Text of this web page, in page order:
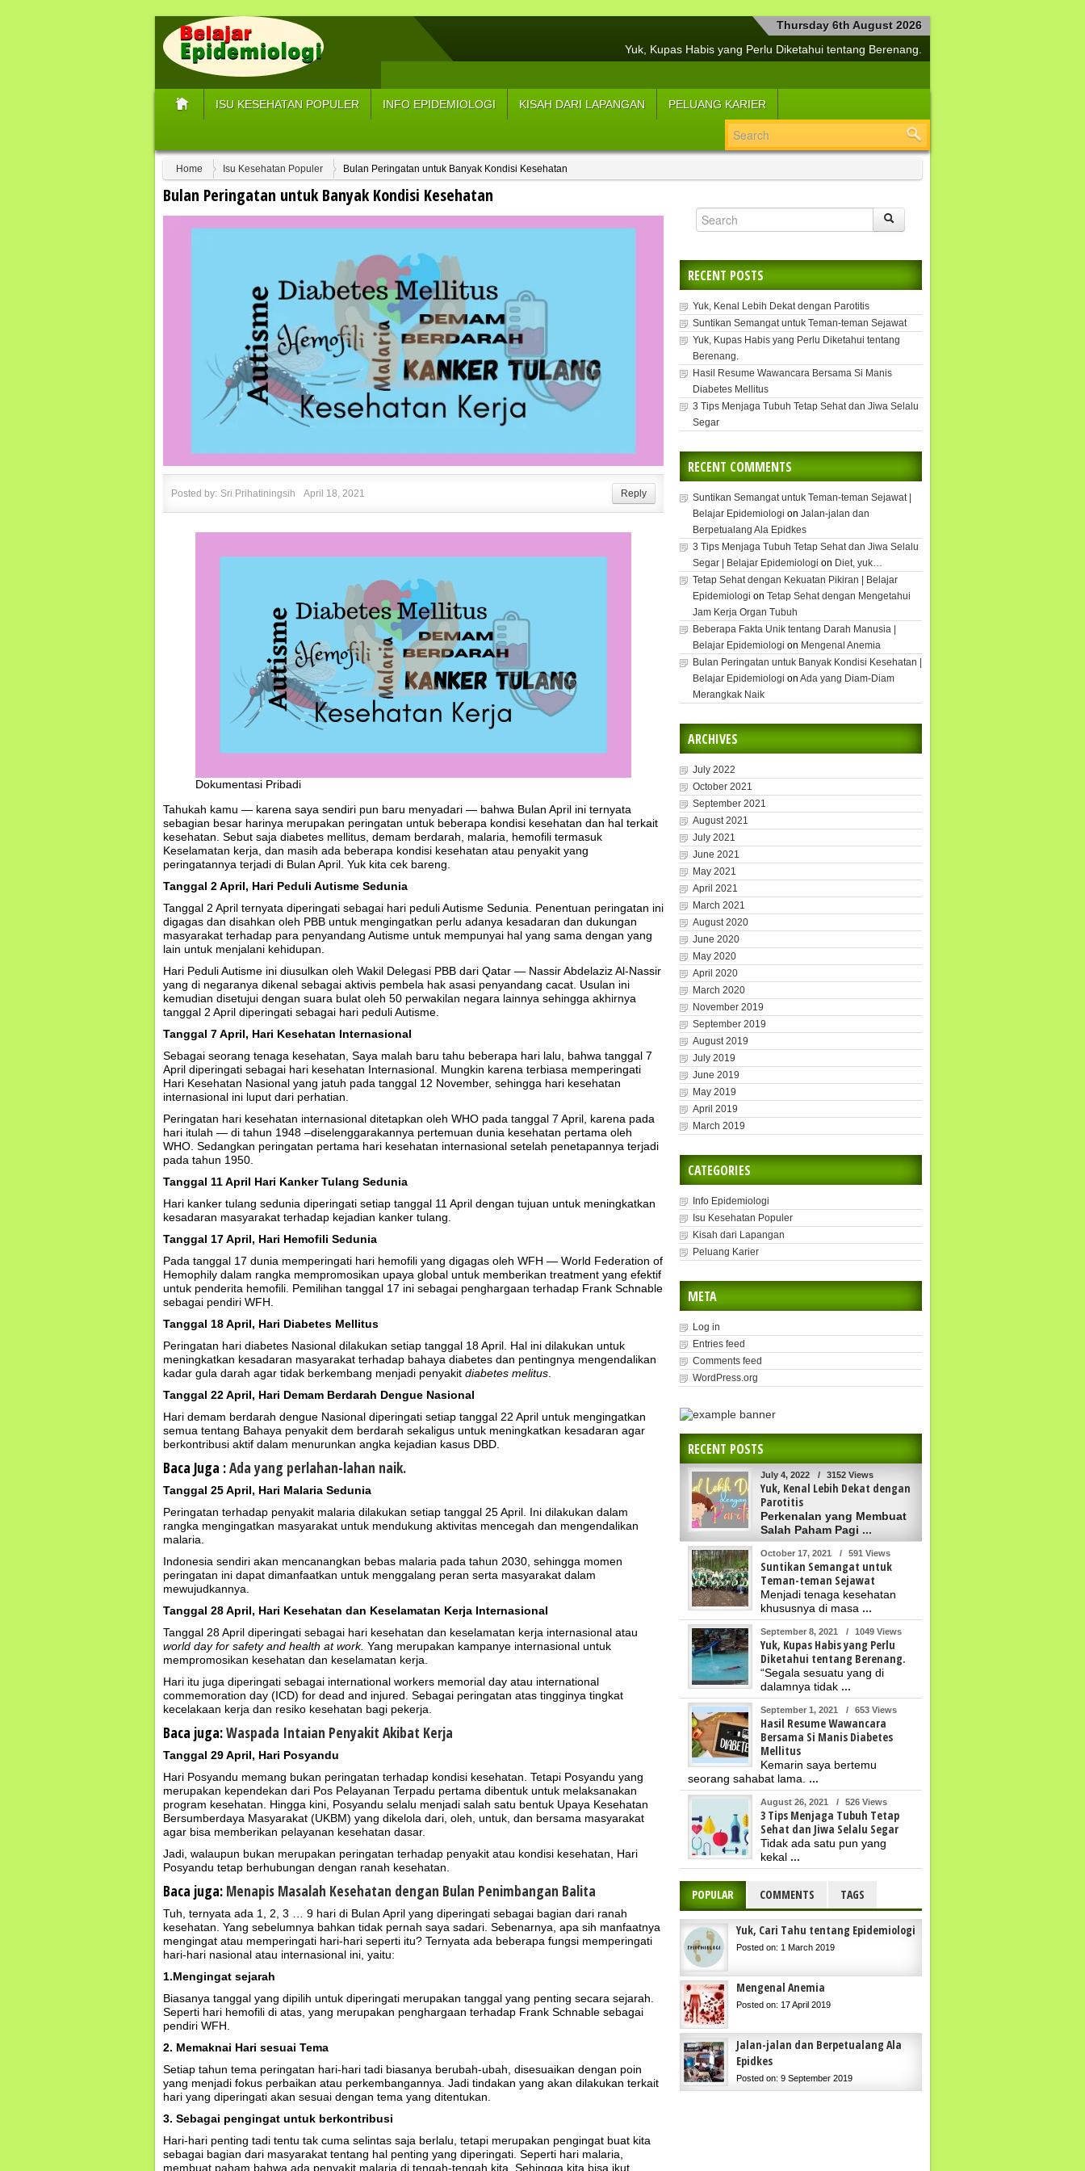
Thursday 6th August 2026
Yuk, Kupas Habis yang Perlu Diketahui tentang Berenang.
3 Tips Menjaga Tubuh Tetap Sehat dan Jiwa Selalu Segar
Suplemen Kesehatan Penangkal Covid-19
Yuk, Segera Tangani Hepatitis.
5 Strategi Cerdas Menjaga Kesehatan Buah Hati
Tetap Sehat dengan Kekuatan Pikiran
Yuk, Kenal Lebih Dekat dengan Parotitis
ISU KESEHATAN POPULER INFO EPIDEMIOLOGI KISAH DARI LAPANGAN PELUANG KARIER
Home Isu Kesehatan Populer Bulan Peringatan untuk Banyak Kondisi Kesehatan
Bulan Peringatan untuk Banyak Kondisi Kesehatan
Posted by: Sri Prihatiningsih April 18, 2021 Reply
Dokumentasi Pribadi
Tahukah kamu — karena saya sendiri pun baru menyadari — bahwa Bulan April ini ternyata
sebagian besar harinya merupakan peringatan untuk beberapa kondisi kesehatan dan hal terkait
kesehatan. Sebut saja diabetes mellitus, demam berdarah, malaria, hemofili termasuk
Keselamatan kerja, dan masih ada beberapa kondisi kesehatan atau penyakit yang
peringatannya terjadi di Bulan April. Yuk kita cek bareng.
Tanggal 2 April, Hari Peduli Autisme Sedunia
Tanggal 2 April ternyata diperingati sebagai hari peduli Autisme Sedunia. Penentuan peringatan ini
digagas dan disahkan oleh PBB untuk mengingatkan perlu adanya kesadaran dan dukungan
masyarakat terhadap para penyandang Autisme untuk mempunyai hal yang sama dengan yang
lain untuk menjalani kehidupan.
Hari Peduli Autisme ini diusulkan oleh Wakil Delegasi PBB dari Qatar — Nassir Abdelaziz Al-Nassir
yang di negaranya dikenal sebagai aktivis pembela hak asasi penyandang cacat. Usulan ini
kemudian disetujui dengan suara bulat oleh 50 perwakilan negara lainnya sehingga akhirnya
tanggal 2 April diperingati sebagai hari peduli Autisme.
Tanggal 7 April, Hari Kesehatan Internasional
Sebagai seorang tenaga kesehatan, Saya malah baru tahu beberapa hari lalu, bahwa tanggal 7
April diperingati sebagai hari kesehatan Internasional. Mungkin karena terbiasa memperingati
Hari Kesehatan Nasional yang jatuh pada tanggal 12 November, sehingga hari kesehatan
internasional ini luput dari perhatian.
Peringatan hari kesehatan internasional ditetapkan oleh WHO pada tanggal 7 April, karena pada
hari itulah — di tahun 1948 –diselenggarakannya pertemuan dunia kesehatan pertama oleh
WHO. Sedangkan peringatan pertama hari kesehatan internasional setelah penetapannya terjadi
pada tahun 1950.
Tanggal 11 April Hari Kanker Tulang Sedunia
Hari kanker tulang sedunia diperingati setiap tanggal 11 April dengan tujuan untuk meningkatkan
kesadaran masyarakat terhadap kejadian kanker tulang.
Tanggal 17 April, Hari Hemofili Sedunia
Pada tanggal 17 dunia memperingati hari hemofili yang digagas oleh WFH — World Federation of
Hemophily dalam rangka mempromosikan upaya global untuk memberikan treatment yang efektif
untuk penderita hemofili. Pemilihan tanggal 17 ini sebagai penghargaan terhadap Frank Schnable
sebagai pendiri WFH.
Tanggal 18 April, Hari Diabetes Mellitus
Peringatan hari diabetes Nasional dilakukan setiap tanggal 18 April. Hal ini dilakukan untuk
meningkatkan kesadaran masyarakat terhadap bahaya diabetes dan pentingnya mengendalikan
kadar gula darah agar tidak berkembang menjadi penyakit diabetes melitus
Tanggal 22 April, Hari Demam Berdarah Dengue Nasional
Hari demam berdarah dengue Nasional diperingati setiap tanggal 22 April untuk mengingatkan
semua tentang Bahaya penyakit dem berdarah sekaligus untuk meningkatkan kesadaran agar
berkontribusi aktif dalam menurunkan angka kejadian kasus DBD.
Baca Juga :Ada yang perlahan-lahan naik.
Tanggal 25 April, Hari Malaria Sedunia
Peringatan terhadap penyakit malaria dilakukan setiap tanggal 25 April. Ini dilakukan dalam
rangka mengingatkan masyarakat untuk mendukung aktivitas mencegah dan mengendalikan
malaria.
Indonesia sendiri akan mencanangkan bebas malaria pada tahun 2030, sehingga momen
peringatan ini dapat dimanfaatkan untuk menggalang peran serta masyarakat dalam
mewujudkannya.
Tanggal 28 April, Hari Kesehatan dan Keselamatan Kerja Internasional
Tanggal 28 April diperingati sebagai hari kesehatan dan keselamatan kerja internasional atau
world day for safety and health at work. Yang merupakan kampanye internasional untuk
mempromosikan kesehatan dan keselamatan kerja.
Hari itu juga diperingati sebagai international workers memorial day atau international
commemoration day (ICD) for dead and injured. Sebagai peringatan atas tingginya tingkat
kecelakaan kerja dan resiko kesehatan bagi pekerja.
Baca juga:Waspada Intaian Penyakit Akibat Kerja
Tanggal 29 April, Hari Posyandu
Hari Posyandu memang bukan peringatan terhadap kondisi kesehatan. Tetapi Posyandu yang
merupakan kependekan dari Pos Pelayanan Terpadu pertama dibentuk untuk melaksanakan
program kesehatan. Hingga kini, Posyandu selalu menjadi salah satu bentuk Upaya Kesehatan
Bersumberdaya Masyarakat (UKBM) yang dikelola dari, oleh, untuk, dan bersama masyarakat
agar bisa memberikan pelayanan kesehatan dasar.
Jadi, walaupun bukan merupakan peringatan terhadap penyakit atau kondisi kesehatan, Hari
Posyandu tetap berhubungan dengan ranah kesehatan.
Baca juga: Menapis Masalah Kesehatan dengan Bulan Penimbangan Balita
Tuh, ternyata ada 1, 2, 3 … 9 hari di Bulan April yang diperingati sebagai bagian dari ranah
kesehatan. Yang sebelumnya bahkan tidak pernah saya sadari. Sebenarnya, apa sih manfaatnya
mengingat atau memperingati hari-hari seperti itu? Ternyata ada beberapa fungsi memperingati
hari-hari nasional atau internasional ini, yaitu:
1.Mengingat sejarah
Biasanya tanggal yang dipilih untuk diperingati merupakan tanggal yang penting secara sejarah.
Seperti hari hemofili di atas, yang merupakan penghargaan terhadap Frank Schnable sebagai
pendiri WFH.
2. Memaknai Hari sesuai Tema
Setiap tahun tema peringatan hari-hari tadi biasanya berubah-ubah, disesuaikan dengan poin
yang menjadi fokus perbaikan atau perkembangannya. Jadi tindakan yang akan dilakukan terkait
hari yang diperingati akan sesuai dengan tema yang ditentukan.
3. Sebagai pengingat untuk berkontribusi
Hari-hari penting tadi tentu tak cuma selintas saja berlalu, tetapi merupakan pengingat buat kita
sebagai bagian dari masyarakat tentang hal penting yang diperingati. Seperti hari malaria,
membuat paham bahwa ada penyakit malaria di tengah-tengah kita. Sehingga kita bisa ikut
RECENT POSTS
Yuk, Kenal Lebih Dekat dengan Parotitis
Suntikan Semangat untuk Teman-teman Sejawat
Yuk, Kupas Habis yang Perlu Diketahui tentang
Berenang.
Hasil Resume Wawancara Bersama Si Manis
Diabetes Mellitus
3 Tips Menjaga Tubuh Tetap Sehat dan Jiwa Selalu
Segar
RECENT COMMENTS
Suntikan Semangat untuk Teman-teman Sejawat |
Belajar Epidemiologi on Jalan-jalan dan
Berpetualang Ala Epidkes
3 Tips Menjaga Tubuh Tetap Sehat dan Jiwa Selalu
Segar | Belajar Epidemiologi on Diet, yuk…
Tetap Sehat dengan Kekuatan Pikiran | Belajar
Epidemiologi on Tetap Sehat dengan Mengetahui
Jam Kerja Organ Tubuh
Beberapa Fakta Unik tentang Darah Manusia |
Belajar Epidemiologi on Mengenal Anemia
Bulan Peringatan untuk Banyak Kondisi Kesehatan |
Belajar Epidemiologi on Ada yang Diam-Diam
Merangkak Naik
ARCHIVES
July 2022
October 2021
September 2021
August 2021
July 2021
June 2021
May 2021
April 2021
March 2021
August 2020
June 2020
May 2020
April 2020
March 2020
November 2019
September 2019
August 2019
July 2019
June 2019
May 2019
April 2019
March 2019
CATEGORIES
Info Epidemiologi
Isu Kesehatan Populer
Kisah dari Lapangan
Peluang Karier
META
Log in
Entries feed
Comments feed
WordPress.org
RECENT POSTS
July 4, 2022 / 3152 Views
Yuk, Kenal Lebih Dekat dengan
Parotitis
Perkenalan yang Membuat
Salah Paham Pagi ...
October 17, 2021 / 591 Views
Suntikan Semangat untuk
Teman-teman Sejawat
Menjadi tenaga kesehatan
khususnya di masa ...
September 8, 2021 / 1049 Views
Yuk, Kupas Habis yang Perlu
Diketahui tentang Berenang.
“Segala sesuatu yang di
dalamnya tidak ...
September 1, 2021 / 653 Views
Hasil Resume Wawancara
Bersama Si Manis Diabetes
Mellitus
Kemarin saya bertemu
seorang sahabat lama. ...
August 26, 2021 / 526 Views
3 Tips Menjaga Tubuh Tetap
Sehat dan Jiwa Selalu Segar
Tidak ada satu pun yang
kekal ...
POPULAR COMMENTS TAGS
Yuk, Cari Tahu tentang Epidemiologi
Posted on: 1 March 2019
Mengenal Anemia
Posted on: 17 April 2019
Jalan-jalan dan Berpetualang Ala
Epidkes
Posted on: 9 September 2019